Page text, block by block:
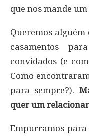
que nos mande
Queremos alguém
casamentos
convidados (e
Como
para sempre?).
quer um
Empurramos para